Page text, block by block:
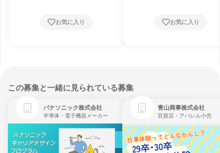
お気に入り お気に入り
この募集と一緒に見られている募集
パナソニック株式会社
半導体・電子機器メーカー
青山商事株式会社
百貨店・アパレル小売